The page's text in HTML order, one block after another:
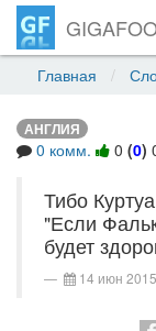
Главная
АНГЛИЯ
0 комм. 0 (0)
Тибо
"Если
будет
14 июн